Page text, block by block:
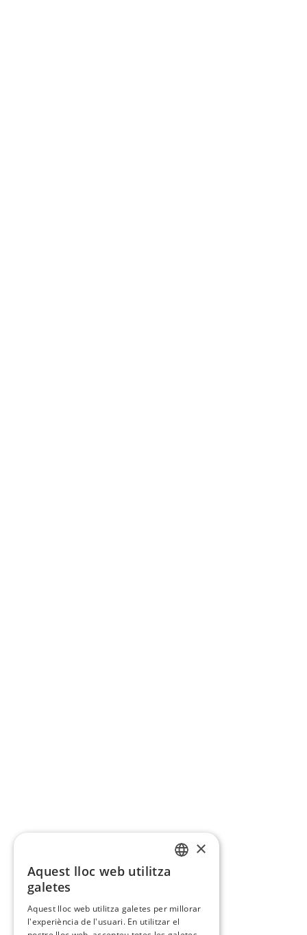
×
Aquest lloc web utilitza
galetes
Aquest lloc web utilitza galetes per millorar
l'experiència de l'usuari. En utilitzar el